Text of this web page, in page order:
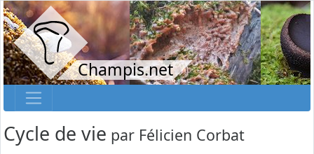
Champis.net
Cycle de vie par Félicien Corbat